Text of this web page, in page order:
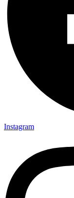
Instagram